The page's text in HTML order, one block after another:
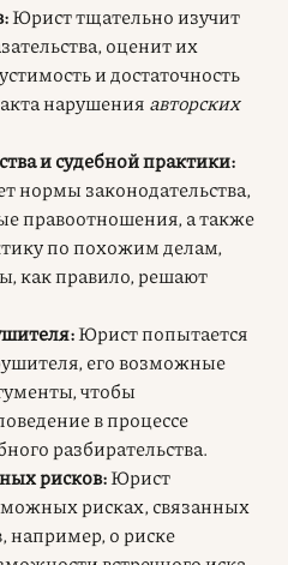
Юрист тщательно изучит
оценит их
и достаточность
нарушения авторских
и судебной практики:
нормы законодательства,
правоотношения, а также
по похожим делам,
как правило, решают
Юрист попытается
его возможные
чтобы
в процессе
разбирательства.
рисков:Юрист
рисках, связанных
например, о риске